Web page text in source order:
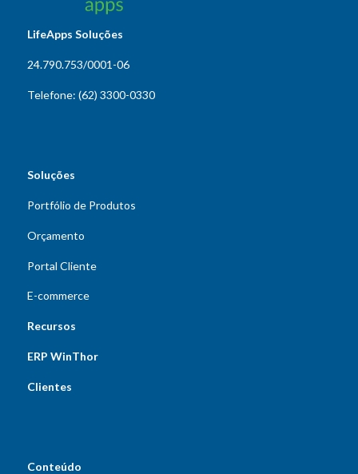
LifeApps Soluções
24.790.753/0001-06
Telefone: (62) 3300-0330
Soluções
Portfólio de Produtos
Orçamento
Portal Cliente
E-commerce
Recursos
ERP WinThor
Clientes
Conteúdo